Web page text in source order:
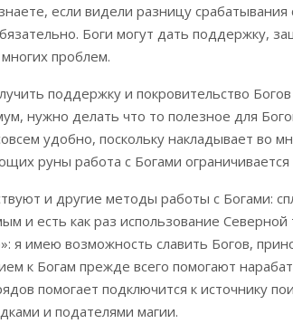
если видели разницу
Боги могут дать поддержку,
проблем.
поддержку и покровительство
нужно делать что то полезное для
удобно, поскольку накладывает во
руны работа с Богами
и другие методы работы с Богами:
и есть как раз использование
я имею возможность славить Богов,
к Богам прежде всего помогают
помогает подключится к источнику
и подателями магии.